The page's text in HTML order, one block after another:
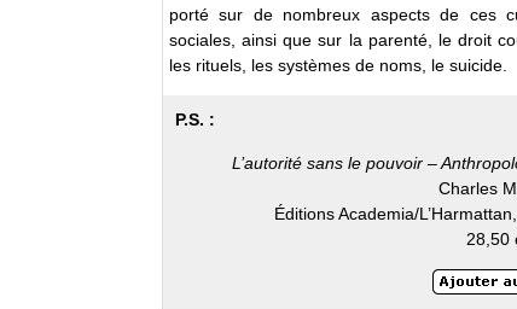
porté sur de nombreux aspects de ces
sociales, ainsi que sur la parenté, le droit
les rituels, les systèmes de noms, le suicide.
P.S. :
L’autorité sans le pouvoir –
Charles
Éditions Academia/
28,50